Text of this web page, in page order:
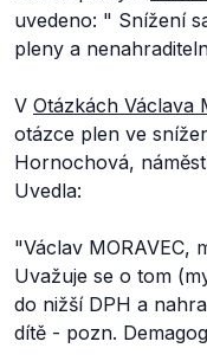
uvedeno: " Snížení
pleny a
V Otázkách Václava
otázce plen ve
Hornochová,
Uvedla:
"Václav MORAVEC,
Uvažuje se o tom
do nižší DPH a
dítě - pozn.